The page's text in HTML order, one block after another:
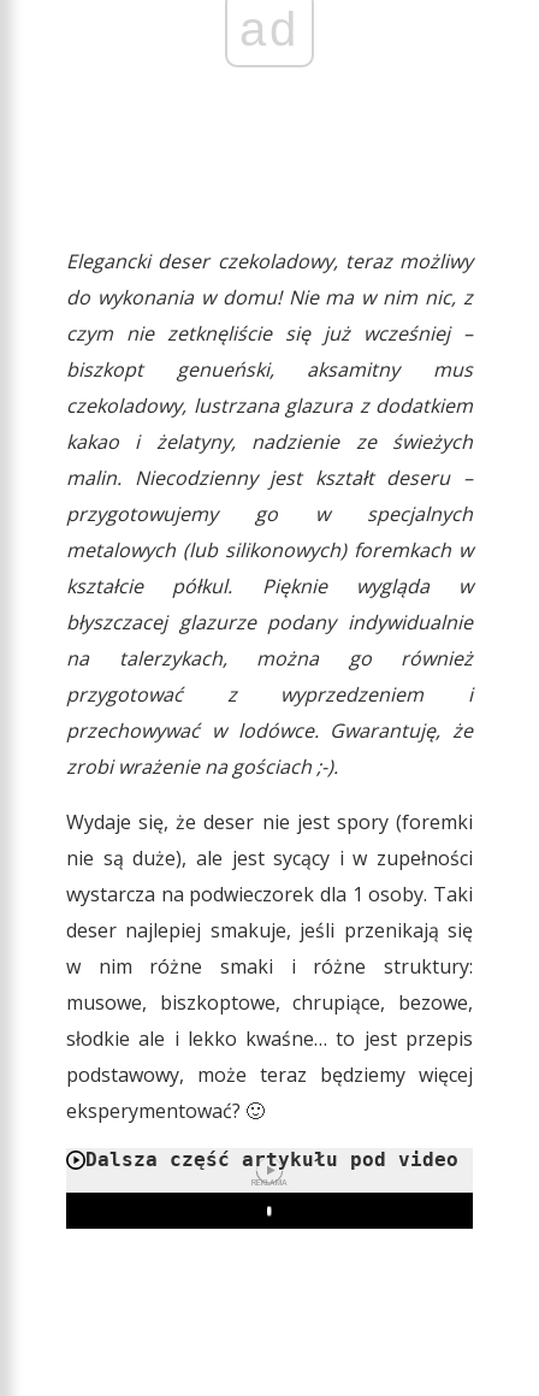
ad
Elegancki deser czekoladowy, teraz możliwy
do wykonania w domu! Nie ma w nim nic, z
czym nie zetknęliście się już wcześniej –
biszkopt genueński, aksamitny mus
czekoladowy, lustrzana glazura z dodatkiem
kakao i żelatyny, nadzienie ze świeżych
malin. Niecodzienny jest kształt deseru –
przygotowujemy go w specjalnych
metalowych (lub silikonowych) foremkach w
kształcie półkul. Pięknie wygląda w
błyszczacej glazurze podany indywidualnie
na talerzykach, można go również
przygotować z wyprzedzeniem i
przechowywać w lodówce. Gwarantuję, że
zrobi wrażenie na gościach ;-).
Wydaje się, że deser nie jest spory (foremki
nie są duże), ale jest sycący i w zupełności
wystarcza na podwieczorek dla 1 osoby. Taki
deser najlepiej smakuje, jeśli przenikają się
w nim różne smaki i różne struktury:
musowe, biszkoptowe, chrupiące, bezowe,
słodkie ale i lekko kwaśne… to jest przepis
podstawowy, może teraz będziemy więcej
eksperymentować? 🙂
Dalsza część artykułu pod video
REKLAMA
Play